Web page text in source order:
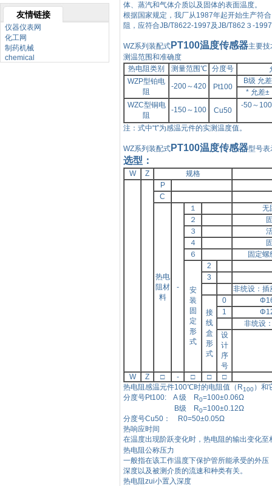
友情链接
仪器仪表网
化工网
制药机械
chemical
体、蒸汽和气体介质以及固体的表面温度。
根据国家规定，我厂从1987年起开始生产符
阻，应符合JB/T8622-1997及JB/T862３-
WZ系列装配式 PT100温度传感器主要
测温范围和准确度
热电阻类别
测量范围℃ 分度号
WZP型铂电
阻
-200～420 Pt100
B级 允差
* 允差±
WZC型铜电
阻
-150～ 100 Cu50
-50～
注：式中“t”为感温元件的实测温度值。
WZ系列装配式 PT100温度传感器型号
选型：
W Z
规格
P
C
热电
阻材
料
-
１
无
２
３
４
６
固定
安
装
固
定
形
式
2
3
非统设：插
接
线
盒
形
式
0 Φ
1
Φ
非统设
设
计
序
号
W
Z □ - □ □
□
热电阻感温元件100℃时的电阻值（ R100）和
分度号Pt100: A 级 R0=100±0.06Ω
B级 R0=100±0.12Ω
分度号Cu50： R0=50±0.05Ω
热响应时间
在温度出现阶跃变化时，热电阻的输出变化至
热电阻公称压力
一般指在该工作温度下保护管所能承受的外
深度以及被测介质的流速和种类有关。
热电阻zui小置入深度